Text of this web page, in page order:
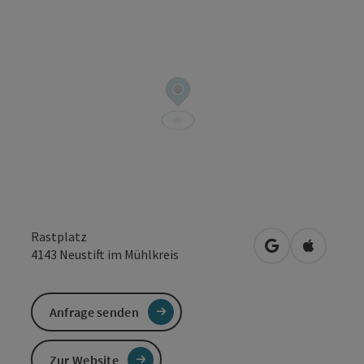
Rastplatz
4143 Neustift im Mühlkreis in Googlein Apple
Anfrage senden
Zur Website